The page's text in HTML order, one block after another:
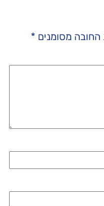
החובה מסומנים *